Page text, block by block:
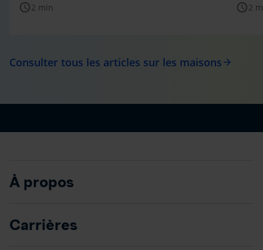
schedule2 min schedule2
Consulter tous les articles sur les maisons arrow_forward
À propos
Carrières